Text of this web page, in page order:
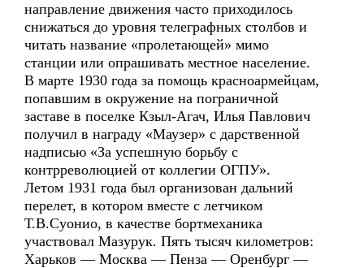
направление движения часто приходилось
снижаться до уровня телеграфных столбов и
читать название «пролетающей» мимо
станции или опрашивать местное население.
В марте 1930 года за помощь красноармейцам,
попавшим в окружение на пограничной
заставе в поселке Кзыл-Агач, Илья Павлович
получил в награду «Маузер» с дарственной
надписью «За успешную борьбу с
контрреволюцией от коллегии ОГПУ».
Летом 1931 года был организован дальний
перелет, в котором вместе с летчиком
Т.В.Суонио, в качестве бортмеханика
участвовал Мазурук. Пять тысяч километров:
Харьков — Москва — Пенза — Оренбург —